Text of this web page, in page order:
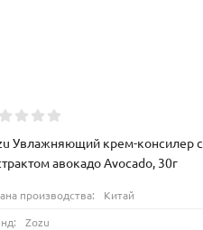
Увлажняющий крем-консилер с
авокадо Avocado, 30г
производства:
Китай
Zozu